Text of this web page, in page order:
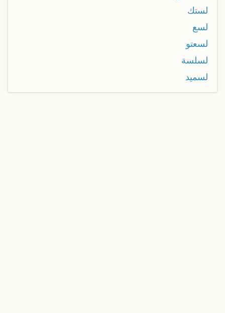
لستك
لسع
لسعتو
لسلسة
لسميد